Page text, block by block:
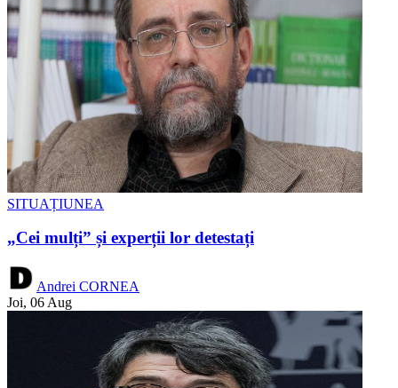
SITUAȚIUNEA
„Cei mulți” și experții lor detestați
Andrei CORNEA
Joi, 06 Aug